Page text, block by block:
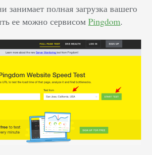
занимает полная загрузка вашего
ее можно сервисомPingdom.